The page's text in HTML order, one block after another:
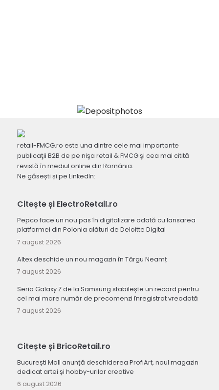
retail-FMCG.ro este una dintre cele mai importante
publicaţii B2B de pe nişa retail & FMCG şi cea mai citită
revistă în mediul online din România.
Ne găsești și pe LinkedIn:
Citește și ElectroRetail.ro
Pepco face un nou pas în digitalizare odată cu lansarea
platformei din Polonia alături de Deloitte Digital
7 august 2026
Altex deschide un nou magazin în Târgu Neamț
7 august 2026
Seria Galaxy Z de la Samsung stabilește un record pentru
cel mai mare număr de precomenzi înregistrat vreodată
7 august 2026
Citește și BricoRetail.ro
București Mall anunță deschiderea ProfiArt, noul magazin
dedicat artei și hobby-urilor creative
6 august 2026